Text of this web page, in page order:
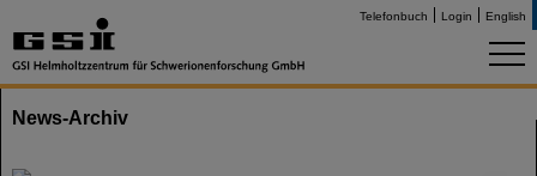
Telefonbuch Login English
News-Archiv